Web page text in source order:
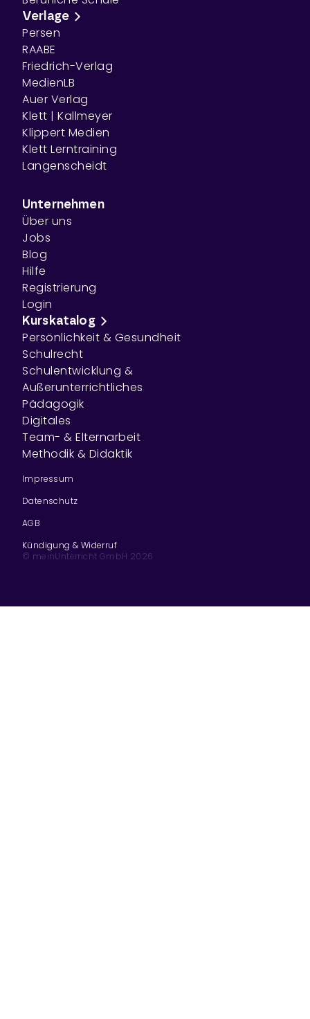
Verlage
Persen
RAABE
Friedrich-Verlag
MedienLB
Auer Verlag
Klett | Kallmeyer
Klippert Medien
Klett Lerntraining
Langenscheidt
Unternehmen
Über uns
Jobs
Blog
Hilfe
Registrierung
Login
Kurskatalog
Persönlichkeit & Gesundheit
Schulrecht
Schulentwicklung &
Außerunterrichtliches
Pädagogik
Digitales
Team- & Elternarbeit
Methodik & Didaktik
© meinUnterricht GmbH 2026
Impressum
Datenschutz
AGB
Kündigung & Widerruf